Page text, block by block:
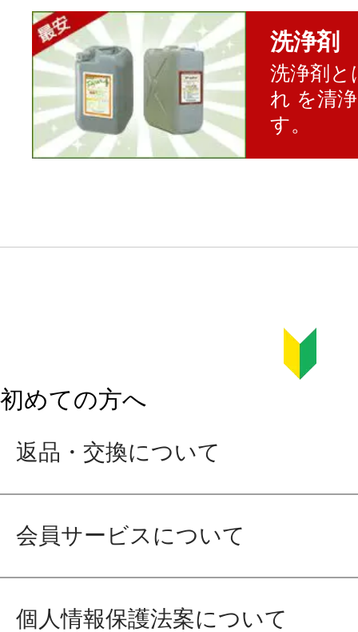
洗浄剤
洗浄剤と
れ を清
す。
初めての方へ
返品・交換について
会員サービスについて
個人情報保護法案について